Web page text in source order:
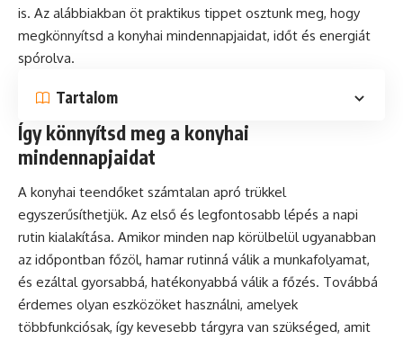
is. Az alábbiakban öt praktikus tippet osztunk meg, hogy
megkönnyítsd a konyhai mindennapjaidat, időt és energiát
spórolva.
Tartalom
Így könnyítsd meg a konyhai
mindennapjaidat
A konyhai teendőket számtalan apró trükkel
egyszerűsíthetjük. Az első és legfontosabb lépés a napi
rutin kialakítása. Amikor minden nap körülbelül ugyanabban
az időpontban főzöl, hamar rutinná válik a munkafolyamat,
és ezáltal gyorsabbá, hatékonyabbá válik a főzés. Továbbá
érdemes olyan eszközöket használni, amelyek
többfunkciósak, így kevesebb tárgyra van szükséged, amit